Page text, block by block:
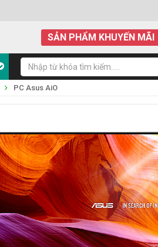
SẢN PHẨM KHUYẾN MÃI
PC Asus AiO